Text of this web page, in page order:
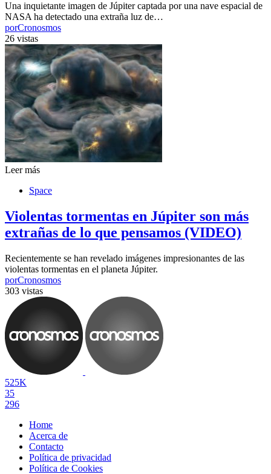
Una inquietante imagen de Júpiter captada por una nave espacial de
NASA ha detectado una extraña luz de…
porCronosmos
26 vistas
Leer más
Space
Violentas tormentas en Júpiter son más
extrañas de lo que pensamos (VIDEO)
Recientemente se han revelado imágenes impresionantes de las
violentas tormentas en el planeta Júpiter.
porCronosmos
303 vistas
525K
35
296
Home
Acerca de
Contacto
Política de privacidad
Política de Cookies